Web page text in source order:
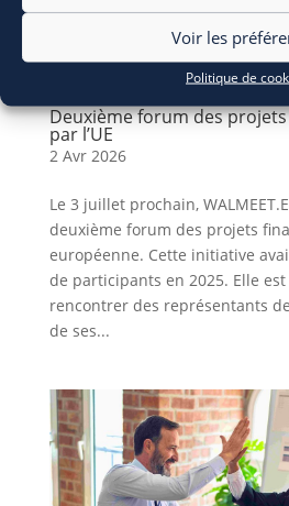
Voir les
Politique de
Deuxième forum des
par l’UE
2 Avr 2026
Le 3 juillet prochain,
deuxième forum des projets
européenne. Cette initiative
de participants en 2025. Elle est
rencontrer des représentants
de ses...